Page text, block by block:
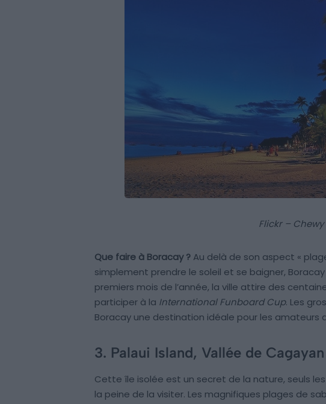
Flickr –
Que faire à Boracay ? Au delà de son aspect «
simplement prendre le soleil et se baigner,
premiers mois de l’année, la ville attire des
participer à la International Funboard Cup. Les
Boracay une destination idéale pour les amateurs
3. Palaui Island, Vallée de Cagayan
Cette île isolée est un secret de la nature, seuls
la peine de la visiter. Les magnifiques plages de